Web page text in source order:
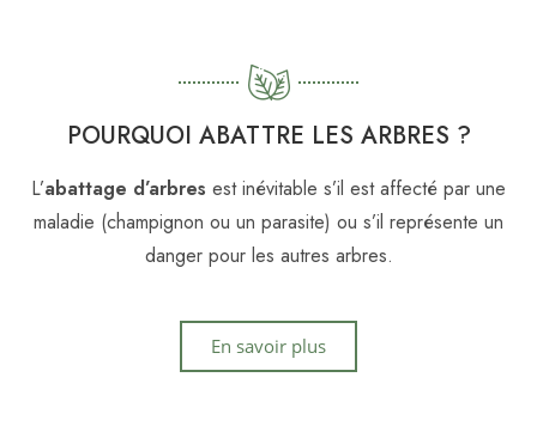
POURQUOI ABATTRE LES ARBRES ?
L’abattage d’arbres est inévitable s’il est affecté par une
maladie (champignon ou un parasite) ou s’il représente un
danger pour les autres arbres.
En savoir plus